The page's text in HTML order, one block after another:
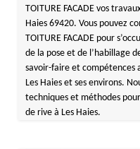
TOITURE FACADE vos
Haies 69420. Vous pouvez
TOITURE FACADE pour
de la pose et de l’habillage
savoir-faire et compétences
Les Haies et ses environs.
techniques et méthodes
de rive à Les Haies.